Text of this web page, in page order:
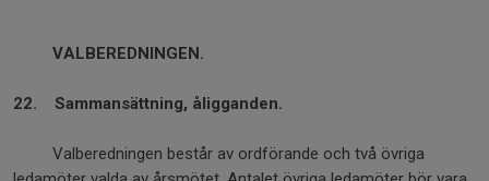
VALBEREDNINGEN.
22. Sammansättning, åligganden.
Valberedningen består av ordförande och två övriga